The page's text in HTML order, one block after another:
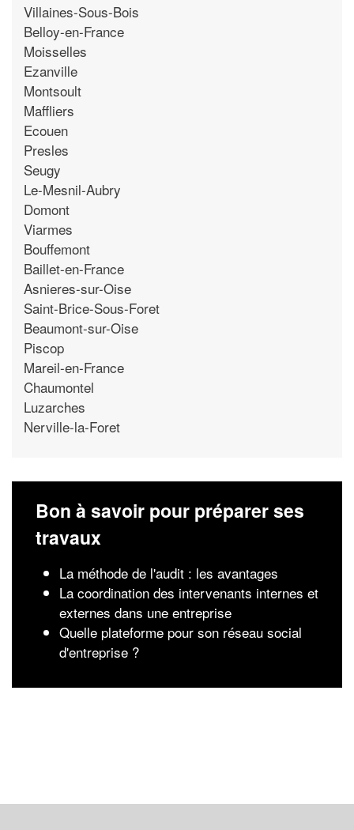
Villaines-Sous-Bois
Belloy-en-France
Moisselles
Ezanville
Montsoult
Maffliers
Ecouen
Presles
Seugy
Le-Mesnil-Aubry
Domont
Viarmes
Bouffemont
Baillet-en-France
Asnieres-sur-Oise
Saint-Brice-Sous-Foret
Beaumont-sur-Oise
Piscop
Mareil-en-France
Chaumontel
Luzarches
Nerville-la-Foret
Bon à savoir pour préparer ses
travaux
La méthode de l'audit : les avantages
La coordination des intervenants internes et
externes dans une entreprise
Quelle plateforme pour son réseau social
d'entreprise ?